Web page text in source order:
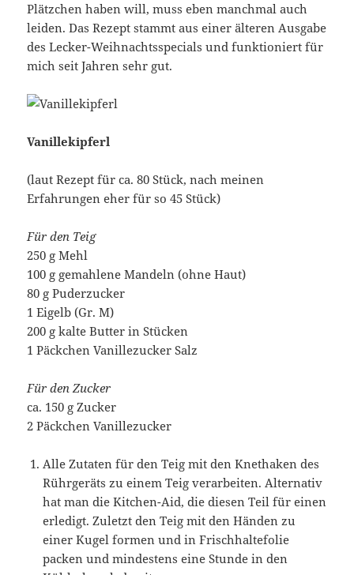
Plätzchen haben will, muss eben manchmal auch
leiden. Das Rezept stammt aus einer älteren Ausgabe
des Lecker-Weihnachtsspecials und funktioniert für
mich seit Jahren sehr gut.
Vanillekipferl
(laut Rezept für ca. 80 Stück, nach meinen
Erfahrungen eher für so 45 Stück)
Für den Teig
250 g Mehl
100 g gemahlene Mandeln (ohne Haut)
80 g Puderzucker
1 Eigelb (Gr. M)
200 g kalte Butter in Stücken
1 Päckchen Vanillezucker Salz
Für den Zucker
ca. 150 g Zucker
2 Päckchen Vanillezucker
Alle Zutaten für den Teig mit den Knethaken des
Rührgeräts zu einem Teig verarbeiten. Alternativ
hat man die Kitchen-Aid, die diesen Teil für einen
erledigt. Zuletzt den Teig mit den Händen zu
einer Kugel formen und in Frischhaltefolie
packen und mindestens eine Stunde in den